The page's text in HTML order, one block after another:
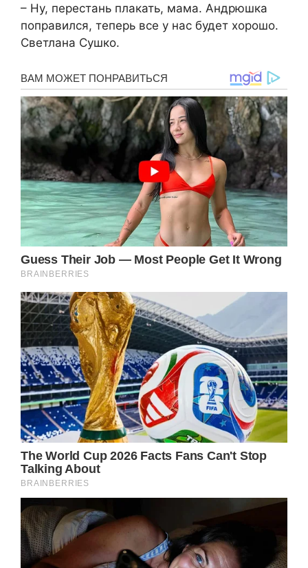
– Ну, перестань плакать, мама. Андрюшка
поправился, теперь все у нас будет хорошо.
Светлана Сушко.